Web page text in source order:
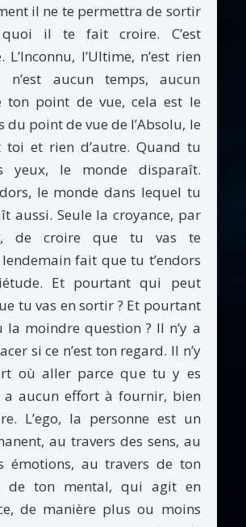
il ne te permettra de sortir
il te fait croire. C’est
L’Inconnu, l’Ultime, n’est rien
n’est aucun temps, aucun
ton point de vue, cela est le
du point de vue de l’Absolu, le
toi et rien d’autre. Quand tu
yeux, le monde disparaît.
le monde dans lequel tu
aussi. Seule la croyance, par
de croire que tu vas te
fait que tu t’endors
Et pourtant qui peut
tu vas en sortir ? Et pourtant
la moindre question ? Il n’y a
si ce n’est ton regard. Il n’y
où aller parce que tu y es
a aucun effort à fournir, bien
L’ego, la personne est un
au travers des sens, au
émotions, au travers de ton
de ton mental, qui agit en
de manière plus ou moins